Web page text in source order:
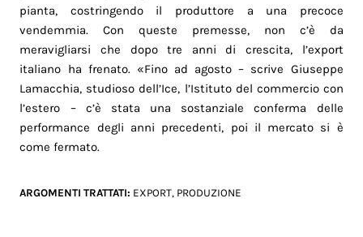
pianta, costringendo il produttore a una precoce
vendemmia. Con queste premesse, non c’è da
meravigliarsi che dopo tre anni di crescita, l’export
italiano ha frenato. «Fino ad agosto – scrive Giuseppe
Lamacchia, studioso dell’Ice, l’Istituto del commercio con
l’estero – c’è stata una sostanziale conferma delle
performance degli anni precedenti, poi il mercato si è
come fermato.
ARGOMENTI TRATTATI: EXPORT, PRODUZIONE